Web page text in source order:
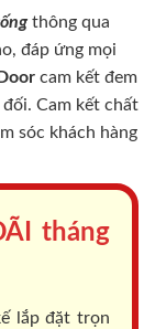
thông qua
đáp ứng mọi
cam kết đem
Cam kết chất
sóc khách hàng
tháng
lắp đặt trọn